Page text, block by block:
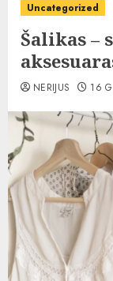
Uncategorized
Šalikas
NERIJUS 16